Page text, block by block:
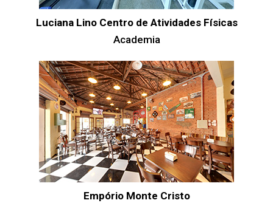
Luciana Lino Centro de Atividades Físicas
Academia
Empório Monte Cristo